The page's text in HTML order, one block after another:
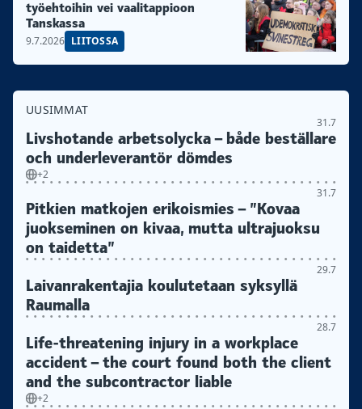
työehtoihin vei vaalitappioon
Tanskassa
9.7.2026 LIITOSSA
UUSIMMAT
31.7
Livshotande arbetsolycka – både beställare
och underleverantör dömdes
+2
31.7
Pitkien matkojen erikoismies – ”Kovaa
juokseminen on kivaa, mutta ultrajuoksu
on taidetta”
29.7
Laivanrakentajia koulutetaan syksyllä
Raumalla
28.7
Life-threatening injury in a workplace
accident – the court found both the client
and the subcontractor liable
+2